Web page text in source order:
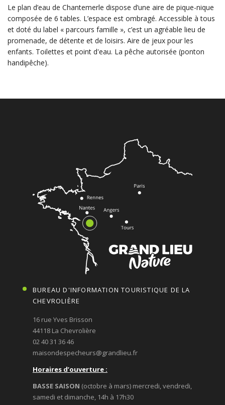
Le plan d’eau de Chantemerle dispose d’une aire de pique-nique
composée de 6 tables. L’espace est ombragé. Accessible à tous
et doté du label « parcours famille », c’est un agréable lieu de
promenade, de détente et de loisirs. Aire de jeux pour les
enfants. Toilettes et point d'eau. La pêche autorisée (ponton
handipêche).
BUREAU D'INFORMATION TOURISTIQUE DE LA
CHEVROLIÈRE
16 rue Yves Brisson
44118 La Chevrolière
02 40 31 36 46
maisondespecheurs@grandlieu.fr
Horaires d’ouverture :
BASSE SAISON (octobre à mars) mercredi, vendredi,
samedi et dimanche, 14h à 17h30